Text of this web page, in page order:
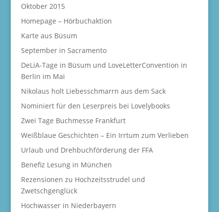
Oktober 2015
Homepage – Hörbuchaktion
Karte aus Büsum
September in Sacramento
DeLiA-Tage in Büsum und LoveLetterConvention in
Berlin im Mai
Nikolaus holt Liebesschmarrn aus dem Sack
Nominiert für den Leserpreis bei Lovelybooks
Zwei Tage Buchmesse Frankfurt
Weißblaue Geschichten – Ein Irrtum zum Verlieben
Urlaub und Drehbuchförderung der FFA
Benefiz Lesung in München
Rezensionen zu Hochzeitsstrudel und
Zwetschgenglück
Hochwasser in Niederbayern